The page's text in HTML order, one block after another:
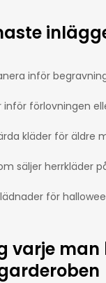
inför
inför förlovningen
kläder för äldre
säljer herrkläder
för
varje man